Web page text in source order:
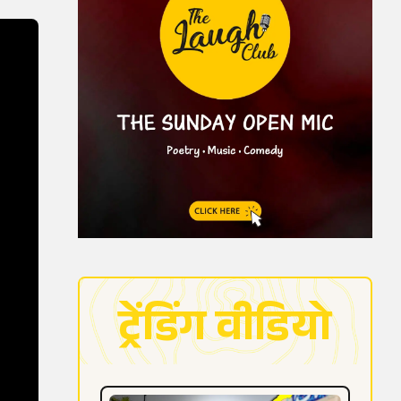
ट्रेंडिंग वीडियो